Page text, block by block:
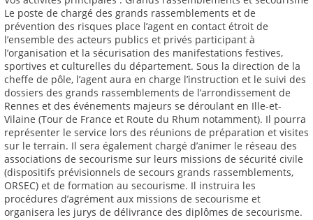
Le poste de chargé des grands rassemblements et de
prévention des risques place l’agent en contact étroit de
l’ensemble des acteurs publics et privés participant à
l’organisation et la sécurisation des manifestations festives,
sportives et culturelles du département. Sous la direction de la
cheffe de pôle, l’agent aura en charge l’instruction et le suivi des
dossiers des grands rassemblements de l’arrondissement de
Rennes et des événements majeurs se déroulant en Ille-et-
Vilaine (Tour de France et Route du Rhum notamment). Il pourra
représenter le service lors des réunions de préparation et visites
sur le terrain. Il sera également chargé d’animer le réseau des
associations de secourisme sur leurs missions de sécurité civile
(dispositifs prévisionnels de secours grands rassemblements,
ORSEC) et de formation au secourisme. Il instruira les
procédures d’agrément aux missions de secourisme et
organisera les jurys de délivrance des diplômes de secourisme.